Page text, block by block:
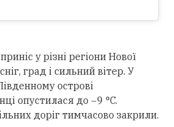
у різні регіони Нової
град і сильний вітер. У
острові
опустилася до −9 °C.
доріг тимчасово закрили.